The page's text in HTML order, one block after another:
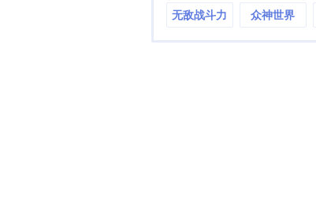
无敌战斗力
众神世界